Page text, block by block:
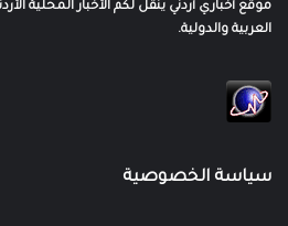
موقع أخباري أردني ينقل لكم الأخبار المحلية
العربية والدولية.
سياسة الخصوصية